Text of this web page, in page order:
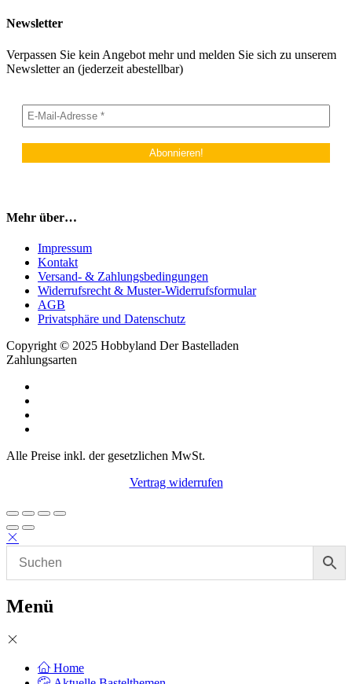
Newsletter
Verpassen Sie kein Angebot mehr und melden Sie sich zu unserem
Newsletter an (jederzeit abestellbar)
Mehr über…
Impressum
Kontakt
Versand- & Zahlungsbedingungen
Widerrufsrecht & Muster-Widerrufsformular
AGB
Privatsphäre und Datenschutz
Copyright © 2025 Hobbyland Der Bastelladen
Zahlungsarten
Alle Preise inkl. der gesetzlichen MwSt.
Vertrag widerrufen
Menü
Home